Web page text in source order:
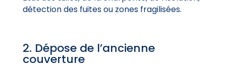
détection des fuites ou zones fragilisées.
2. Dépose de l’ancienne
couverture